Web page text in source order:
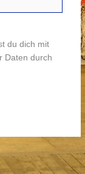
du dich mit
Daten durch